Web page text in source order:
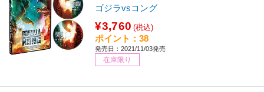
ゴジラvsコング
¥3,760 (税込)
ポイント：38
発売日：2021/11/03発売
在庫限り